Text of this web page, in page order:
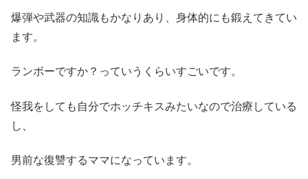
爆弾や武器の知識もかなりあり、身体的にも鍛えてきてい
ます。
ランボーですか？っていうくらいすごいです。
怪我をしても自分でホッチキスみたいなので治療している
し、
男前な復讐するママになっています。